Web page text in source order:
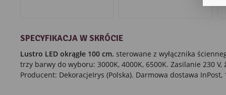
SPECYFIKACJA W SKRÓCIE
Lustro LED okrągłe 100 cm. sterowane z wyłącznika
trzy barwy do wyboru: 3000K, 4000K, 6500K. Zasilanie 230 V,
Producent: DekoracjeIrys (Polska). Darmowa dostawa InPost,